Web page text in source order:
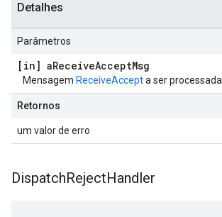
Detalhes
Parâmetros
[in] aReceiveAcceptMsg
Mensagem ReceiveAccepta ser processada
Retornos
um valor de erro
DispatchRejectHandler